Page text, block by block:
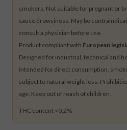
smokers. Not suitable for pregnant or
cause drowsiness. May be
consult a physician before use.
Product compliant with European
Designed for industrial, technical and
intended for direct consumption,
subject to natural weight loss.
age. Keep out of reach of children.
THC content <0,2%